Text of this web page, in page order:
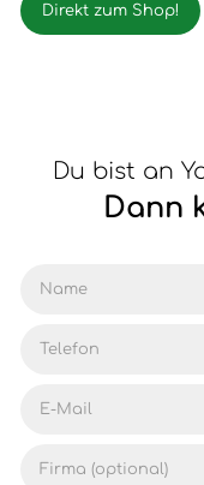
Direkt zum Shop!
Du bist an
Dann